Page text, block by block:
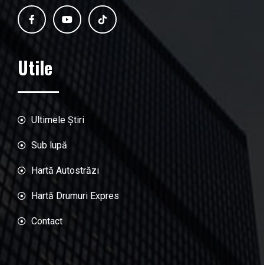
Utile
Ultimele Știri
Sub lupă
Hartă Autostrăzi
Hartă Drumuri Expres
Contact